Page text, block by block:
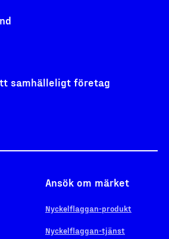
samhälleligt företag
Ansök om märket
Nyckelflaggan-produkt
Nyckelflaggan-tjänst